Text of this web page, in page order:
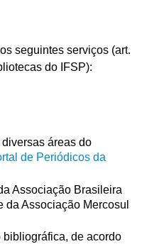
seguintes serviços (art.
do IFSP):
áreas do
de Periódicos da
Associação Brasileira
Associação Mercosul
de acordo